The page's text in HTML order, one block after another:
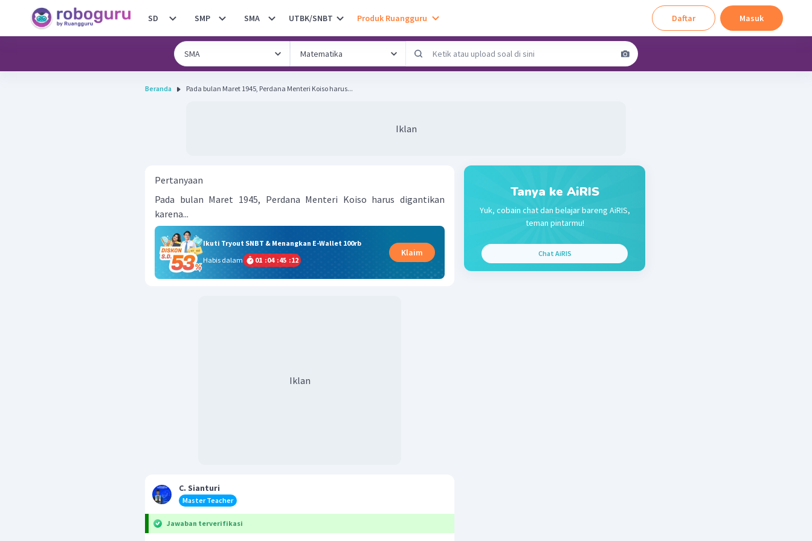
SD SMP SMA UTBK/SNBT Produk Ruangguru Daftar Masuk
Beranda Pada bulan Maret 1945, Perdana Menteri Koiso harus...
Iklan
Pertanyaan
Pada bulan Maret 1945, Perdana Menteri Koiso harus digantikan
karena...
Ikuti Tryout SNBT & Menangkan E-Wallet 100rb
Habis dalam
01 :04 :45 :12
Klaim
Iklan
C. Sianturi
Master Teacher
Jawaban terverifikasi
Tanya ke AiRIS
Yuk, cobain chat dan belajar bareng AiRIS,
teman pintarmu!
Chat AiRIS